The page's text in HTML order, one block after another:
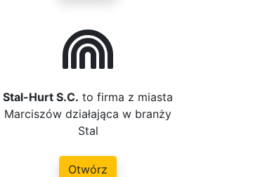
Stal-Hurt S.C. to firma z miasta
Marciszów działająca w branży
Stal
Otwórz